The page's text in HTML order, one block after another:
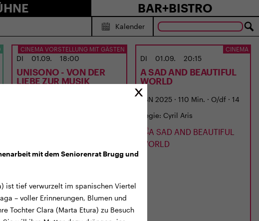
BAR+BISTRO
Kalender
CINEMA VORSTELLUNG MIT GÄSTEN
DI 01.09. 18:00
UNISONO - VON DER
LIEBE ZUR MUSIK
CINEMA
DI 01.09. 20:15
A SAD AND BEAUTIFUL
WORLD
LBN 2025 · 110 Min. · O/df · 14
Regie: Cyril Aris
mit dem Seniorenrat Brugg und
ist tief verwurzelt im spanischen Viertel
– voller Erinnerungen, Blumen und
Tochter Clara (Marta Etura) zu Besuch